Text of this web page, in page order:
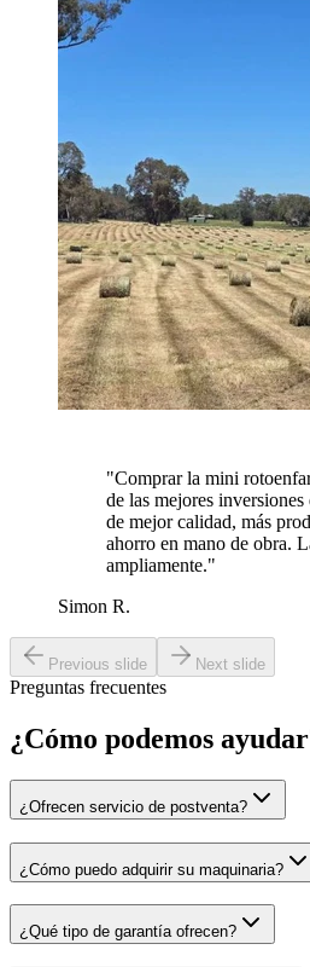
"Comprar la mini
de las mejores inversiones
de mejor calidad, más
ahorro en mano de obra.
ampliamente."
Simon R.
Previous slide Next slide
Preguntas frecuentes
¿Cómo podemos
¿Ofrecen servicio de postventa?
¿Cómo puedo adquirir su maquinaria?
¿Qué tipo de garantía ofrecen?